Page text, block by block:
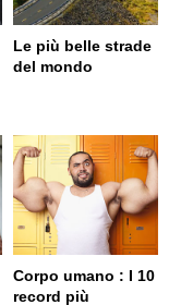
Le più belle strade
del mondo
Corpo umano : I 10
record più